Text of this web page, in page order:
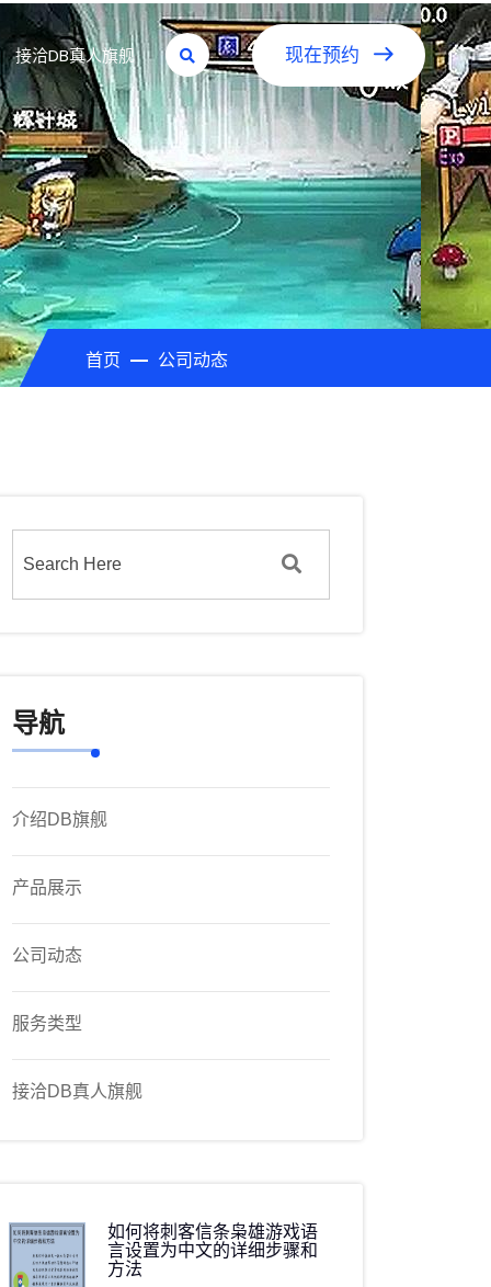
接洽DB真人旗舰 现在预约
首页 公司动态
导航
介绍DB旗舰
产品展示
公司动态
服务类型
接洽DB真人旗舰
如何将刺客信条枭雄游戏语
言设置为中文的详细步骤和
方法